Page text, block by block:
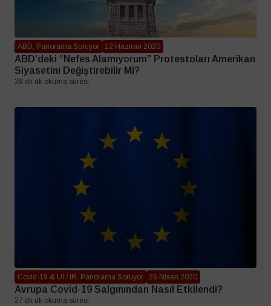
ABD, Panorama Soruyor 12 Haziran 2020
ABD’deki “Nefes Alamıyorum” Protestoları Amerikan
Siyasetini Değiştirebilir Mi?
28 dk dk okuma süresi
Covid-19 & Uİ / IR, Panorama Soruyor 26 Nisan 2020
Avrupa Covid-19 Salgınından Nasıl Etkilendi?
27 dk dk okuma süresi